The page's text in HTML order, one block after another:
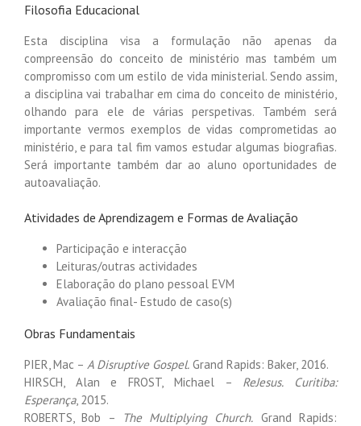
Filosofia Educacional
Esta disciplina visa a formulação não apenas da
compreensão do conceito de ministério mas também um
compromisso com um estilo de vida ministerial. Sendo assim,
a disciplina vai trabalhar em cima do conceito de ministério,
olhando para ele de várias perspetivas. Também será
importante vermos exemplos de vidas comprometidas ao
ministério, e para tal fim vamos estudar algumas biografias.
Será importante também dar ao aluno oportunidades de
autoavaliação.
Atividades de Aprendizagem e Formas de Avaliação
Participação e interacção
Leituras/outras actividades
Elaboração do plano pessoal EVM
Avaliação final- Estudo de caso(s)
Obras Fundamentais
PIER, Mac – A Disruptive Gospel. Grand Rapids: Baker, 2016.
HIRSCH, Alan e FROST, Michael – ReJesus. Curitiba:
Esperança, 2015.
ROBERTS, Bob –
The Multiplying Church. Grand Rapids: